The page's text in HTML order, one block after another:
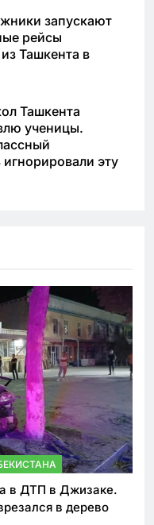
запускают
рейсы
Ташкента в
Ташкента
ученицы.
эту
в ДТП в Джизаке.
в дерево